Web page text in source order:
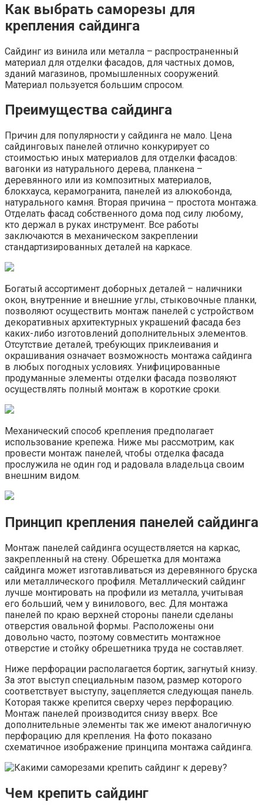
Как выбрать саморезы для
крепления сайдинга
Сайдинг из винила или металла – распространенный
материал для отделки фасадов, для частных домов,
зданий магазинов, промышленных сооружений.
Материал пользуется большим спросом.
Преимущества сайдинга
Причин для популярности у сайдинга не мало. Цена
сайдинговых панелей отлично конкурирует со
стоимостью иных материалов для отделки фасадов:
вагонки из натурального дерева, планкена –
деревянного или из композитных материалов,
блокхауса, керамогранита, панелей из алюкобонда,
натурального камня. Вторая причина – простота монтажа.
Отделать фасад собственного дома под силу любому,
кто держал в руках инструмент. Все работы
заключаются в механическом закреплении
стандартизированных деталей на каркасе.
Богатый ассортимент доборных деталей – наличники
окон, внутренние и внешние углы, стыковочные планки,
позволяют осуществить монтаж панелей с устройством
декоративных архитектурных украшений фасада без
каких-либо изготовлений дополнительных элементов.
Отсутствие деталей, требующих приклеивания и
окрашивания означает возможность монтажа сайдинга
в любых погодных условиях. Унифицированные
продуманные элементы отделки фасада позволяют
осуществлять полный монтаж в короткие сроки.
Механический способ крепления предполагает
использование крепежа. Ниже мы рассмотрим, как
провести монтаж панелей, чтобы отделка фасада
прослужила не один год и радовала владельца своим
внешним видом.
Принцип крепления панелей сайдинга
Монтаж панелей сайдинга осуществляется на каркас,
закрепленный на стену. Обрешетка для монтажа
сайдинга может изготавливаться из деревянного бруска
или металлического профиля. Металлический сайдинг
лучше монтировать на профили из металла, учитывая
его больший, чем у винилового, вес. Для монтажа
панелей по краю верхней стороны панели сделаны
отверстия овальной формы. Расположены они
довольно часто, поэтому совместить монтажное
отверстие и стойку обрешетника труда не составляет.
Ниже перфорации располагается бортик, загнутый книзу.
За этот выступ специальным пазом, размер которого
соответствует выступу, зацепляется следующая панель.
Которая также крепится сверху через перфорацию.
Монтаж панелей производится снизу вверх. Все
дополнительные элементы так же имеют аналогичную
перфорацию для крепления. На фото показано
схематичное изображение принципа монтажа сайдинга.
Чем крепить сайдинг